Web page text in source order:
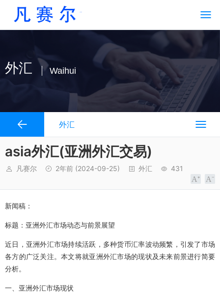
外汇 Waihui
外汇
asia外汇(亚洲外汇交易)
凡赛尔 2年前 (2024-09-25) 外汇 431
新闻稿：
标题：亚洲外汇市场动态与前景展望
近日，亚洲外汇市场持续活跃，多种货币汇率波动频繁，引发了市场
各方的广泛关注。本文将就亚洲外汇市场的现状及未来前景进行简要
分析。
一、亚洲外汇市场现状